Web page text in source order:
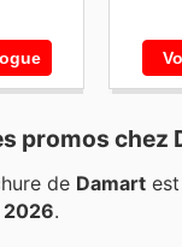
promos chez
de Damart
2026.